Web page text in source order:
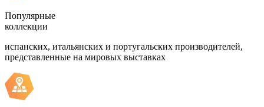
Популярные
коллекции
испанских, итальянских и португальских производителей,
представленные на мировых выставках